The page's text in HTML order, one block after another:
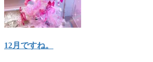
12月ですね。